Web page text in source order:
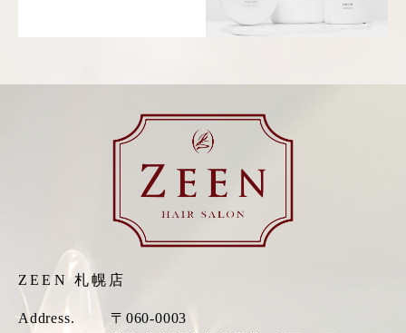
ZEEN 札幌店
Address.
〒060-0003